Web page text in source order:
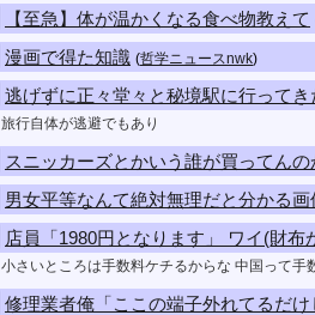
【至急】体が温かくなる食べ物教えて
漫画で得た知識 (哲学ニュースnwk)
逃げずに正々堂々と秘境駅に行って
旅行自体が逃避でもあり
スニッカーズとかいう誰が買ってん
男女平等なんて絶対無理だと分かる
店員「1980円となります」 ワイ(財
小さいところは手数料ケチるからな 中国って手
修理業者俺「ここの端子外れてるだ